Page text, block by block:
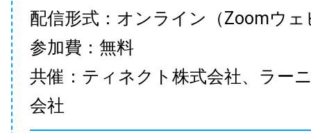
配信形式：オンライン（Zoomウェ
参加費：無料
共催：ティネクト株式会社、ラー
会社